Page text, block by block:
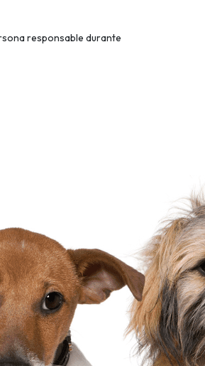
responsable durante